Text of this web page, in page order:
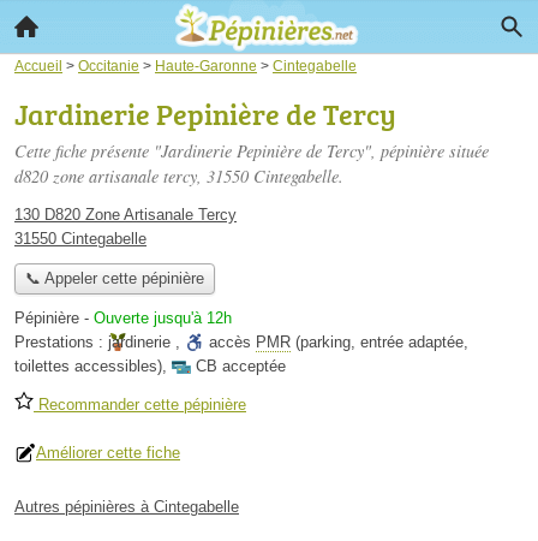
Accueil > Occitanie > Haute-Garonne > Cintegabelle
Jardinerie Pepinière de Tercy
Cette fiche présente "Jardinerie Pepinière de Tercy", pépinière située
d820 zone artisanale tercy, 31550 Cintegabelle.
130 D820 Zone Artisanale Tercy
31550 Cintegabelle
📞 Appeler cette pépinière
Pépinière - Ouverte jusqu'à 12h
Prestations : jardinerie , accès PMR (parking, entrée adaptée,
toilettes accessibles), CB acceptée
Recommander cette pépinière
Améliorer cette fiche
Autres pépinières à Cintegabelle